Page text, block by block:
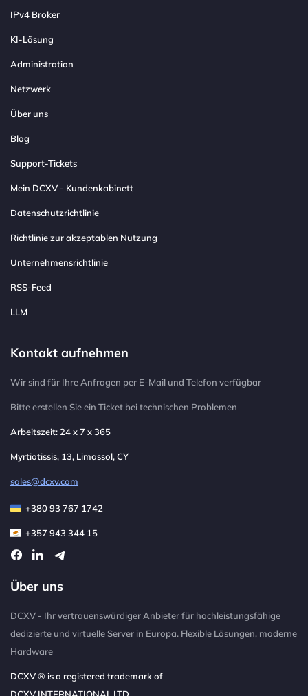
IPv4 Broker
KI-Lösung
Administration
Netzwerk
Über uns
Blog
Support-Tickets
Mein DCXV - Kundenkabinett
Datenschutzrichtlinie
Richtlinie zur akzeptablen Nutzung
Unternehmensrichtlinie
RSS-Feed
LLM
Kontakt aufnehmen
Wir sind für Ihre Anfragen per E-Mail und Telefon verfügbar
Bitte erstellen Sie ein Ticket bei technischen Problemen
Arbeitszeit: 24 x 7 x 365
Myrtiotissis, 13, Limassol, CY
sales@dcxv.com
+380 93 767 1742
+357 943 344 15
Über uns
DCXV - Ihr vertrauenswürdiger Anbieter für hochleistungsfähige
dedizierte und virtuelle Server in Europa. Flexible Lösungen, moderne
Hardware
DCXV ® is a registered trademark of
DCXV INTERNATIONAL LTD